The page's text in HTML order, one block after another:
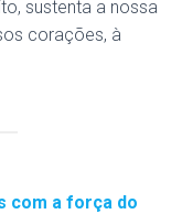
sustenta a nossa
corações, à
com a força do